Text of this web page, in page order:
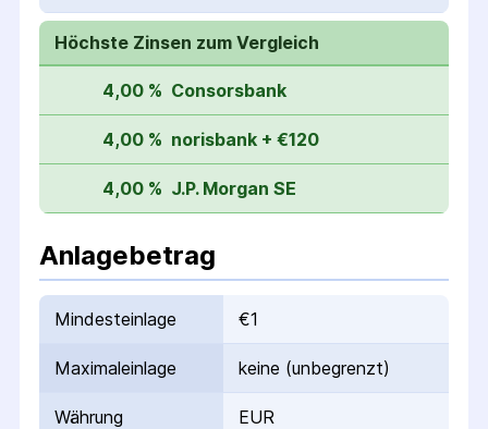
Höchste Zinsen zum Vergleich
4,00 % Consorsbank
4,00 % norisbank + €120
4,00 % J.P. Morgan SE
Anlagebetrag
Mindesteinlage €1
Maximaleinlage keine (unbegrenzt)
Währung EUR